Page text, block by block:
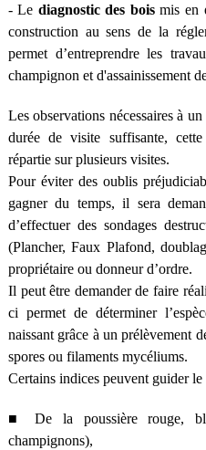
- Le diagnostic des boismis en
construction au sens de la
permet d’entreprendre les
champignon et d'assainissement
Les observations nécessaires à
durée de visite suffisante,
répartie sur plusieurs visites.
Pour éviter des oublis
gagner du temps, il sera
d’effectuer des sondages
(Plancher, Faux Plafond,
propriétaire ou donneur d’ordre.
Il peut être demander de faire
ci permet de déterminer
naissant grâce à un prélèvement
spores ou filaments mycéliums.
Certains indices peuvent guider
■ De la poussière rouge,
champignons),